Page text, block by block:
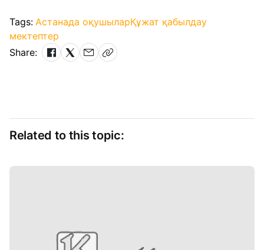
Tags: Астанада оқушыларҚұжат қабылдау
мектептер
Share:
Related to this topic: